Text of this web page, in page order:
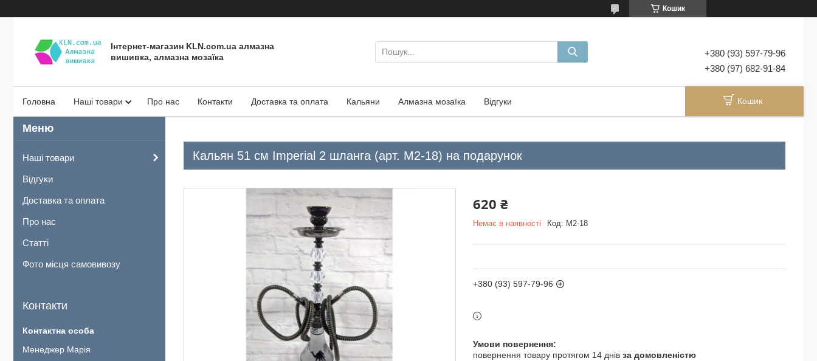
Кошик
Інтернет-магазин KLN.com.ua алмазна
вишивка, алмазна мозаїка
+380 (93) 597-79-96
+380 (97) 682-91-84
Головна Наші товари Про нас Контакти Доставка та оплата Кальяни Алмазна мозаїка Відгуки Кошик
Кальян 51 см Imperial 2 шланга (арт. M2-18) на подарунок
620 ₴
Немає в наявності Код: M2-18
+380 (93) 597-79-96
повернення товару протягом 14 днів за домовленістю
Наші товари
Відгуки
Доставка та оплата
Про нас
Статті
Фото місця самовивозу
Контакти
Менеджер Марія